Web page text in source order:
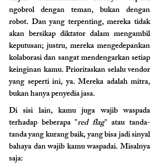
ngobrol dengan teman, bukan dengan
robot. Dan yang terpenting, mereka tidak
akan bersikap diktator dalam mengambil
keputusan; justru, mereka mengedepankan
kolaborasi dan sangat mendengarkan setiap
keinginan kamu. Prioritaskan selalu vendor
yang seperti ini, ya. Mereka adalah mitra,
bukan hanya penyedia jasa.
Di sisi lain, kamu juga wajib waspada
terhadap beberapa "red flag" atau tanda-
tanda yang kurang baik, yang bisa jadi sinyal
bahaya dan wajib kamu waspadai. Misalnya
saja: